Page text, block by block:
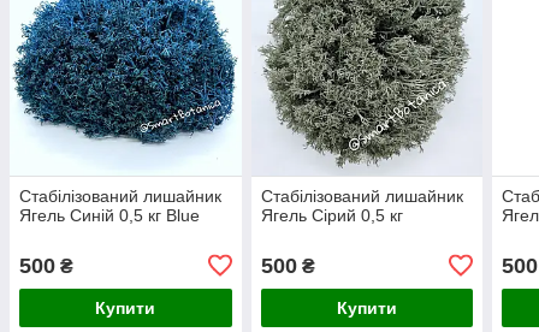
Стабілізований лишайник
Ягель Синій 0,5 кг Blue
500 ₴
Купити
Стабілізований лишайник
Ягель Сірий 0,5 кг
500₴
Купити
500